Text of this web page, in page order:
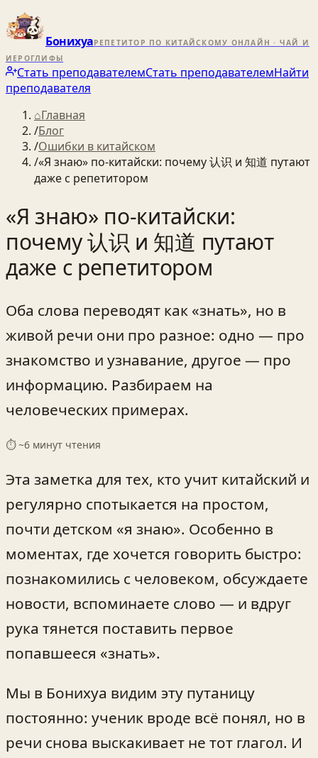
БонихуаРЕПЕТИТОР ПО КИТАЙСКОМУ ОНЛАЙН · ЧАЙ И
ИЕРОГЛИФЫ
Стать преподавателемСтать преподавателемНайти
преподавателя
⌂Главная
/Блог
/Ошибки в китайском
/«Я знаю» по‑китайски: почему 认识 и 知道 путают
даже с репетитором
«Я знаю» по‑китайски:
почему 认识 и 知道 путают
даже с репетитором
Оба слова переводят как «знать», но в
живой речи они про разное: одно — про
знакомство и узнавание, другое — про
информацию. Разбираем на
человеческих примерах.
⏱ ~6 минут чтения
Эта заметка для тех, кто учит китайский и
регулярно спотыкается на простом,
почти детском «я знаю». Особенно в
моментах, где хочется говорить быстро:
познакомились с человеком, обсуждаете
новости, вспоминаете слово — и вдруг
рука тянется поставить первое
попавшееся «знать».
Мы в Бонихуа видим эту путаницу
постоянно: ученик вроде всё понял, но в
речи снова выскакивает не тот глагол. И